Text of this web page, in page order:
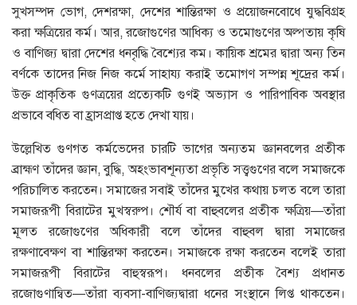
সুখসম্পদ ভােগ, দেশরক্ষা, দেশের শান্তিরক্ষা ও প্রয়ােজনবােধে যুদ্ধবিগ্রহ
করা ক্ষত্রিয়ের কর্ম। আর, রজোগুণের আধিক্য ও তমােগুণের অল্পতায় কৃষি
ও বাণিজ্য দ্বারা দেশের ধনবৃদ্ধি বৈশ্যের কম। কায়িক শ্রমের দ্বারা অন্য তিন
বর্ণকে তাদের নিজ নিজ কর্মে সাহায্য করাই তমােগণ সম্পন্ন শূদ্রের কর্ম।
উক্ত প্রাকৃতিক গুণত্রয়ের প্রত্যেকটি গুণই অভ্যাস ও পারিপাবিক অবস্থার
প্রভাবে বধিত বা হ্রাসপ্রাপ্ত হতে দেখা যায়।
উল্লেখিত গুণগত কর্মভেদের চারটি ভাগের অন্যতম জ্ঞানবলের প্রতীক
ব্রাহ্মণ তাঁদের জ্ঞান, বুদ্ধি, অহংভাবশূন্যতা প্রভৃতি সত্ত্বগুণের বলে সমাজকে
পরিচালিত করতেন। সমাজের সবাই তাঁদের মুখের কথায় চলত বলে তারা
সমাজরূপী বিরাটের মুখস্বরুপ। শৌর্য বা বাহুবলের প্রতীক ক্ষত্রিয়—তাঁরা
মূলত রজোগুণের অধিকারী বলে তাঁদের বাহুবল দ্বারা সমাজের
রক্ষণাবেক্ষণ বা শান্তিরক্ষা করতেন। সমাজকে রক্ষা করতেন বলেই তারা
সমাজরূপী বিরাটের বাহুস্বরূপ। ধনবলের প্রতীক বৈশ্য প্রধানত
রজোগুণান্বিত—তাঁরা ব্যবসা-বাণিজ্যদ্বারা ধনের সংস্থানে লিপ্ত থাকতেন।